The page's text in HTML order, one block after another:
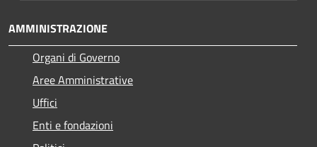
AMMINISTRAZIONE
Organi di Governo
Aree Amministrative
Uffici
Enti e fondazioni